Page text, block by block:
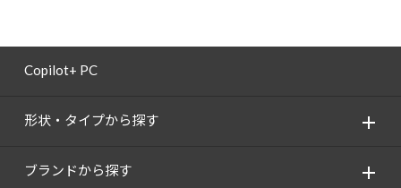
Copilot+ PC
形状・タイプから探す
ブランドから探す